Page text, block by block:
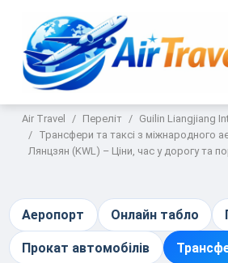
Air Travel Переліт
Guilin Liangjiang
Трансфери та таксі з міжнародного
Лянцзян (KWL) – Ціни, час у дорогу та
Аеропорт Онлайн табло
Прокат автомобілів